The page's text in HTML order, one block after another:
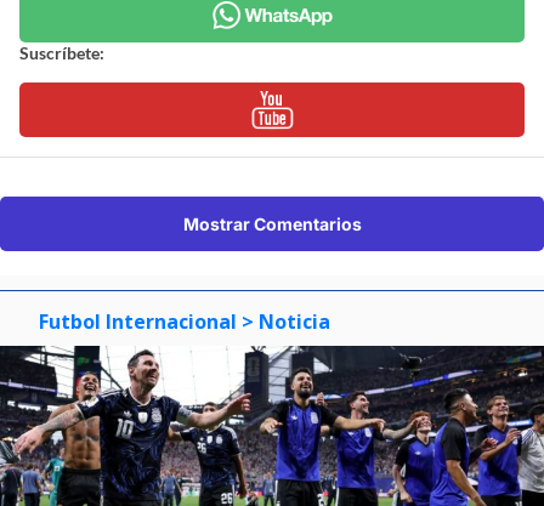
Suscríbete:
Mostrar Comentarios
Futbol Internacional > Noticia